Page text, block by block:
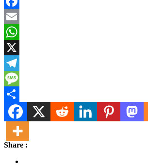
Facebook
Email
WhatsApp
X
Telegram
Message
Share
Share :